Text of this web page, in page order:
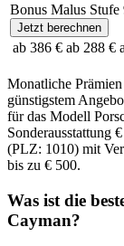
Bonus Malus Stufe
Jetzt berechnen
ab 386 € ab 288 €
Monatliche
günstigstem
für das Modell
Sonderausstattung
(PLZ: 1010) mit
bis zu € 500.
Was ist die
Cayman?